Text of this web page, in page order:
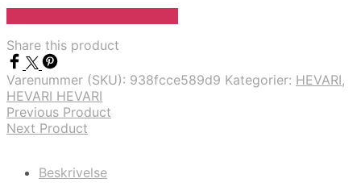
Share this product
Varenummer (SKU): 938fcce589d9 Kategorier: HEVARI,
HEVARI HEVARI
Previous Product
Next Product
Beskrivelse